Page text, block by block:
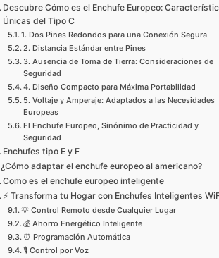
Descubre Cómo es el Enchufe Europeo:
Únicas del Tipo C
1. Dos Pines Redondos para una Conexión Segura
2. Distancia Estándar entre Pines
3. Ausencia de Toma de Tierra: Consideraciones de
Seguridad
4. Diseño Compacto para Máxima Portabilidad
5. Voltaje y Amperaje: Adaptados a las Necesidades
Europeas
El Enchufe Europeo, Sinónimo de Practicidad y
Seguridad
Enchufes tipo E y F
¿Cómo adaptar el enchufe europeo al americano?
Como es el enchufe europeo inteligente
⚡ Transforma tu Hogar con Enchufes Inteligentes
💡 Control Remoto desde Cualquier Lugar
💰 Ahorro Energético Inteligente
⏰ Programación Automática
🎙️ Control por Voz